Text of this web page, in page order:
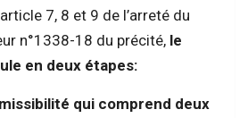
7, 8 et 9 de l’arreté du
n°1338-18 du précité, le
en deux étapes:
qui comprend deux